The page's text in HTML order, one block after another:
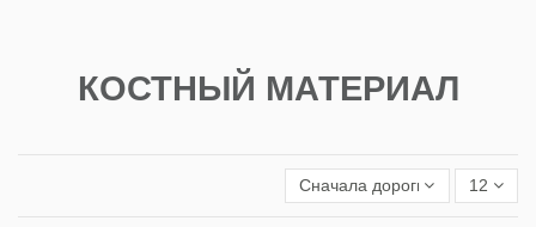
КОСТНЫЙ МАТЕРИАЛ
Сначала дорогие 12